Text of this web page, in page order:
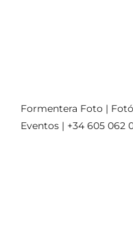
Formentera Foto |
Eventos | +34 605 062